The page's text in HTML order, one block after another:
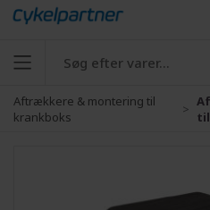
Aftrækkere & montering til
krankboks